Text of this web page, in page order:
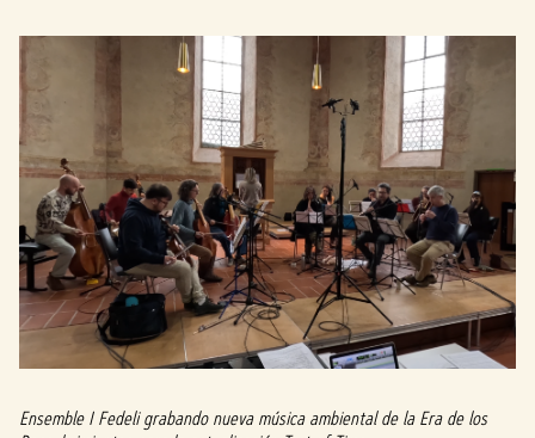
Ensemble I Fedeli grabando nueva música ambiental de la Era de los